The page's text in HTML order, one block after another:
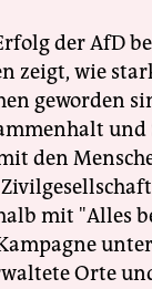
der AfD
zeigt, wie
geworden
den
mit "Alles
Orte